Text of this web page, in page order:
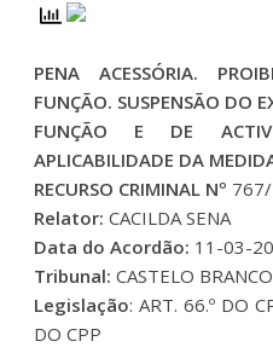
PENA ACESSÓRIA.
FUNÇÃO. SUSPENSÃO DO
FUNÇÃO E DE
APLICABILIDADE DA
RECURSO CRIMINAL Nº 767/
Relator:CACILDA SENA
Data do Acordão: 11-03-
Tribunal: CASTELO BRANCO
Legislação: ART. 66.º DO
DO CPP